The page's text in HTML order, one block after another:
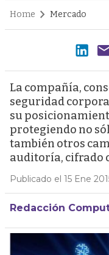
Home Mercado
La compañía,
seguridad
su
protegiendo no
también otros
auditoría, cifrado
Publicado el 15 Ene
Redacción